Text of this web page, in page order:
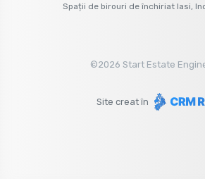
Spații de birouri de închiriat Iasi,
©2026 Start Estate Engine
Site creat în